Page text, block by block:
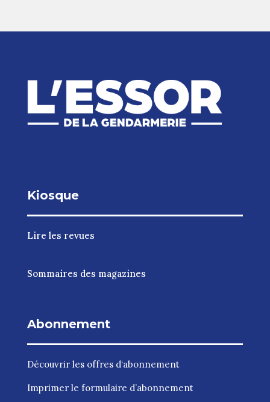
Kiosque
Lire les revues
Sommaires des magazines
Abonnement
Découvrir les offres d‘abonnement
Imprimer le formulaire d’abonnement